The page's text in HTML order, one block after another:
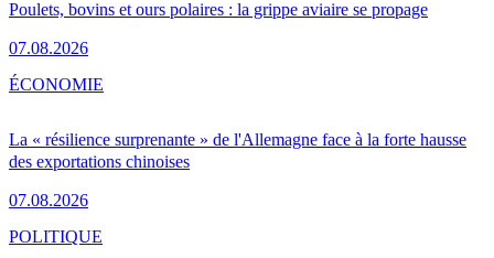
Poulets, bovins et ours polaires : la grippe aviaire se propage
07.08.2026
La « résilience surprenante » de l'Allemagne face à la forte hausse
des exportations chinoises
07.08.2026
ÉCONOMIE
POLITIQUE